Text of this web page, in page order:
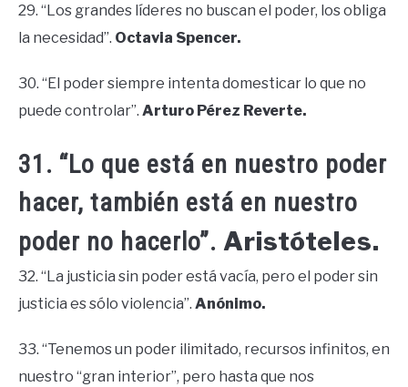
29. “Los grandes líderes no buscan el poder, los obliga
la necesidad”. Octavia Spencer.
30. “El poder siempre intenta domesticar lo que no
puede controlar”. Arturo Pérez Reverte.
31. “Lo que está en nuestro poder
hacer, también está en nuestro
poder no hacerlo”. Aristóteles.
32. “La justicia sin poder está vacía, pero el poder sin
justicia es sólo violencia”. Anónimo.
33. “Tenemos un poder ilimitado, recursos infinitos, en
nuestro “gran interior”, pero hasta que nos